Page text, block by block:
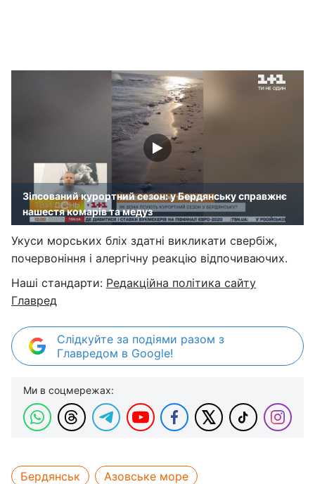
Зіпсований курортний сезон: у Бердянську справжнє
нашестя комарів та медуз
Укуси морських бліх здатні викликати свербіж,
почервоніння і алергічну реакцію відпочиваючих.
Наші стандарти: Редакційна політика сайту
Главред
Слідкуйте за подіями разом з
Главредом в Google!
Ми в соцмережах:
Бердянськ
Азовське море